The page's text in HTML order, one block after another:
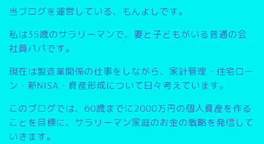
当ブログを運営している、もんよしです。
私は35歳のサラリーマンで、妻と子どもがいる普通の会
社員パパです。
現在は製造業関係の仕事をしながら、家計管理・住宅ロー
ン・新NISA・資産形成について日々考えています。
このブログでは、 60歳までに2000万円の個人資産を作る
こと を目標に、サラリーマン家庭のお金の戦略を発信して
いきます。